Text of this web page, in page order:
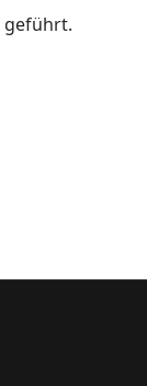
geführt.